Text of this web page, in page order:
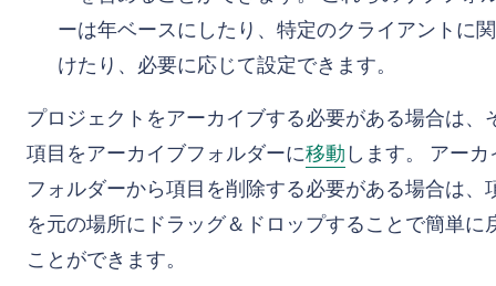
ーは年ベースにしたり、特定のクライアントに
けたり、必要に応じて設定できます。
プロジェクトをアーカイブする必要がある場合は、
項目をアーカイブフォルダーに移動 します。 アーカ
フォルダーから項目を削除する必要がある場合は、
を元の場所にドラッグ＆ドロップすることで簡単に
ことができます。